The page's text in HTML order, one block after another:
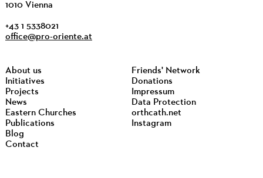
1010 Vienna
+43 1 5338021
office@pro-oriente.at
About us
Initiatives
Projects
News
Eastern Churches
Publications
Blog
Contact
Friends' Network
Donations
Impressum
Data Protection
orthcath.net
Instagram